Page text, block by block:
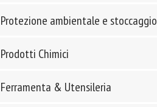
Protezione ambientale e stoccaggio
Prodotti Chimici
Ferramenta & Utensileria